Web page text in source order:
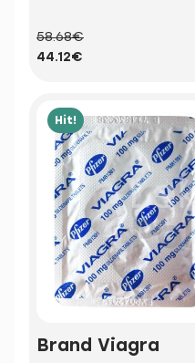
58.68€
44.12€
Hit!
Brand Viagra